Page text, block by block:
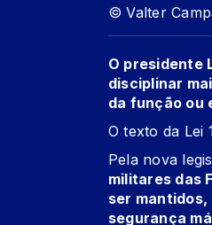
© Valter
O presidente
disciplinar
da função ou
Otexto da Lei
Pela nova
militares das
ser
segurança